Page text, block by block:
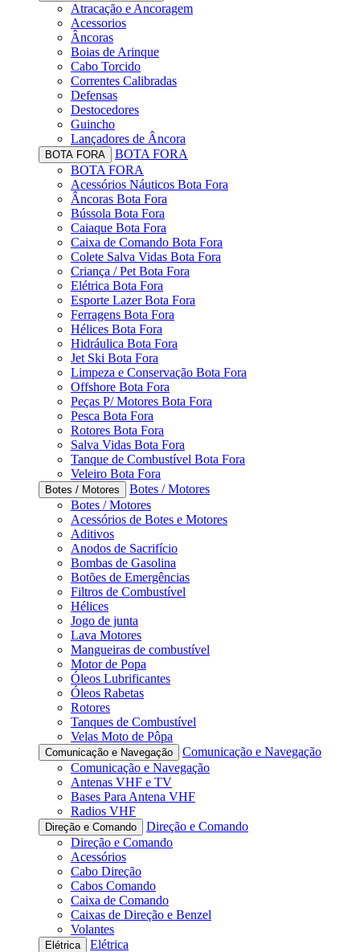
Atracação e Ancoragem
Acessorios
Âncoras
Boias de Arinque
Cabo Torcido
Correntes Calibradas
Defensas
Destocedores
Guincho
Lançadores de Âncora
BOTA FORA
BOTA FORA
BOTA FORA
Acessórios Náuticos Bota Fora
Âncoras Bota Fora
Bússola Bota Fora
Caiaque Bota Fora
Caixa de Comando Bota Fora
Colete Salva Vidas Bota Fora
Criança / Pet Bota Fora
Elétrica Bota Fora
Esporte Lazer Bota Fora
Ferragens Bota Fora
Hélices Bota Fora
Hidráulica Bota Fora
Jet Ski Bota Fora
Limpeza e Conservação Bota Fora
Offshore Bota Fora
Peças P/ Motores Bota Fora
Pesca Bota Fora
Rotores Bota Fora
Salva Vidas Bota Fora
Tanque de Combustível Bota Fora
Veleiro Bota Fora
Botes / Motores
Botes / Motores
Botes / Motores
Acessórios de Botes e Motores
Aditivos
Anodos de Sacrifício
Bombas de Gasolina
Botões de Emergências
Filtros de Combustível
Hélices
Jogo de junta
Lava Motores
Mangueiras de combustível
Motor de Popa
Óleos Lubrificantes
Óleos Rabetas
Rotores
Tanques de Combustível
Velas Moto de Pôpa
Comunicação e Navegação
Comunicação e Navegação
Comunicação e Navegação
Antenas VHF e TV
Bases Para Antena VHF
Radios VHF
Direção e Comando
Direção e Comando
Direção e Comando
Acessórios
Cabo Direção
Cabos Comando
Caixa de Comando
Caixas de Direção e Benzel
Volantes
Elétrica
Elétrica